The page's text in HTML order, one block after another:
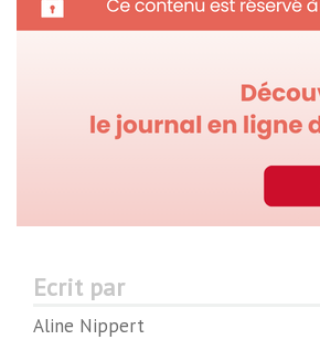
Ecrit par
Aline Nippert